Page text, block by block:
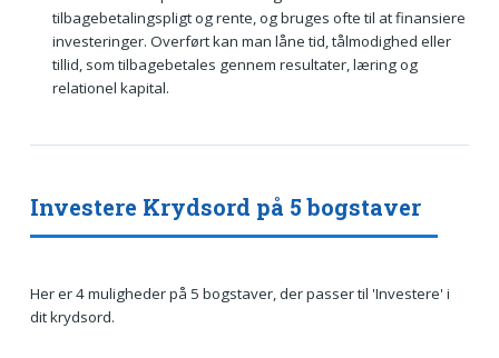
tilbagebetalingspligt og rente, og bruges ofte til at finansiere
investeringer. Overført kan man låne tid, tålmodighed eller
tillid, som tilbagebetales gennem resultater, læring og
relationel kapital.
Investere Krydsord på 5 bogstaver
Her er 4 muligheder på 5 bogstaver, der passer til 'Investere' i
dit krydsord.